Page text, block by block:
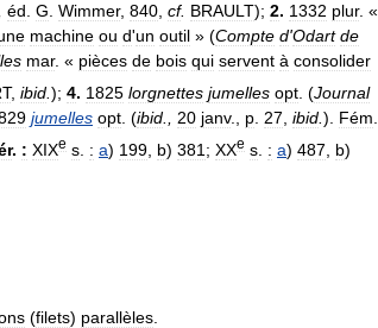
éd. G. Wimmer, 840, cf. BRAULT); 2. 1332 plur. «
machine ou d'un outil » (Compte d'Odart de
mar. « pièces de bois qui servent à consolider
, ibid ); 4. 1825 lorgnettes jumelles opt . (Journal
jumelles opt . (ibid 20 janv., p 27 ibid ). Fém
. : XIXe s : a) 199 b) 381 ; XXe s : a) 487 b)
(filets) parallèles